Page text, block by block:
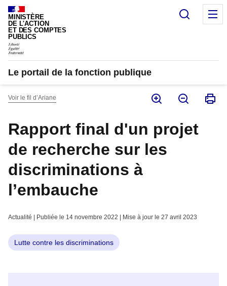
Panneau de gestion des cookies
MINISTÈRE
DE L'ACTION
ET DES COMPTES
PUBLICS
Le portail de la fonction publique
Voir le fil d’Ariane
Rapport final d'un projet
de recherche sur les
discriminations à
l’embauche
Actualité | Publiée le 14 novembre 2022 | Mise à jour le 27 avril 2023
Lutte contre les discriminations